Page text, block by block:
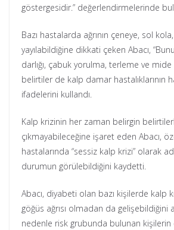
göstergesidir.” değerlendirmelerinde
Bazı hastalarda ağrının çeneye, sol
yayılabildiğine dikkati çeken Abacı,
darlığı, çabuk yorulma, terleme ve mide
belirtiler de kalp damar hastalıklarının
ifadelerini kullandı.
Kalp krizinin her zaman belirgin
çıkmayabileceğine işaret eden Abacı,
hastalarında “sessiz kalp krizi” olarak
durumun görülebildiğini kaydetti.
Abacı, diyabeti olan bazı kişilerde kalp
göğüs ağrısı olmadan da gelişebildiğini
nedenle risk grubunda bulunan